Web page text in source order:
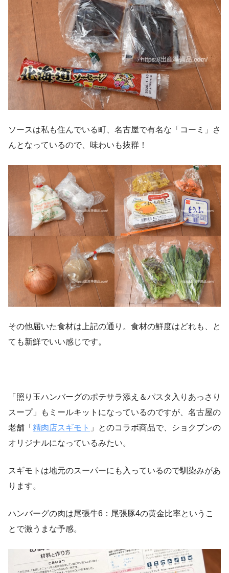
ソースは私も住んでいる町、名古屋で有名な「コーミ」さ
んとなっているので、味わいも抜群！
その他届いた食材は上記の通り。食材の鮮度はどれも、と
ても新鮮でいい感じです。
「照り玉ハンバーグのポテサラ添え＆パスタ入りあっさり
スープ」もミールキットになっているのですが、名古屋の
老舗「 精肉店スギモト 」とのコラボ商品で、ショクブンの
オリジナルになっているみたい。
スギモトは地元のスーパーにも入っているので馴染みがあ
ります。
ハンバーグの肉は尾張牛6：尾張豚4の黄金比率というこ
とで激うまな予感。